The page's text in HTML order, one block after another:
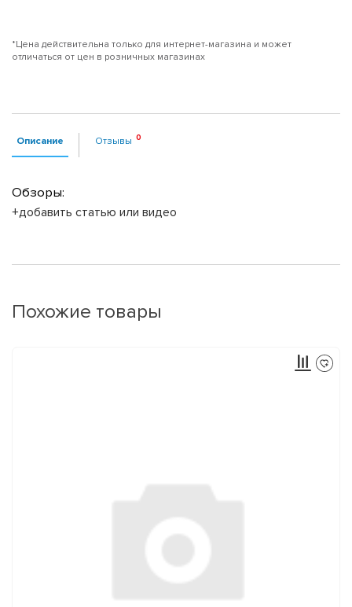
*Цена действительна только для интернет-магазина и может
отличаться от цен в розничных магазинах
Описание Отзывы
Обзоры:
+добавить статью или видео
Похожие товары